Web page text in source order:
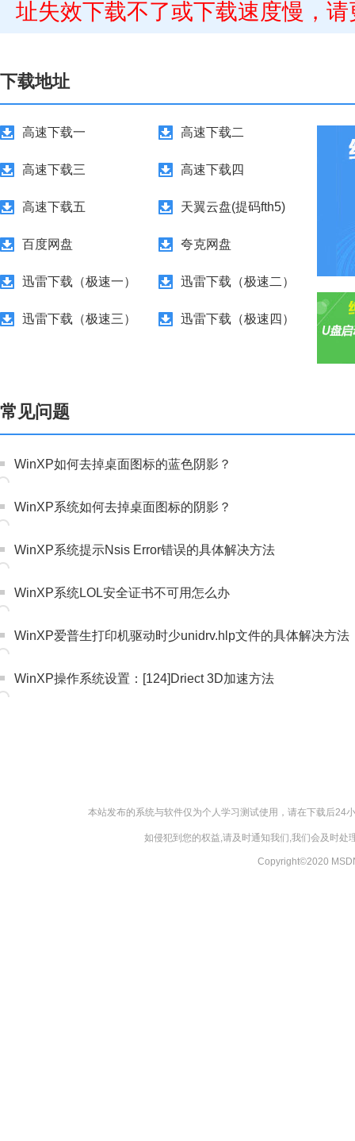
址失效下载不了或下载速度慢，
下载地址
高速下载一 高速下载二
高速下载三 高速下载四
高速下载五 天翼云盘(提码fth5)
百度网盘 夸克网盘
迅雷下载（极速一） 迅雷下载（极速二）
迅雷下载（极速三） 迅雷下载（极速四）
常见问题
WinXP如何去掉桌面图标的蓝色阴影？
WinXP系统如何去掉桌面图标的阴影？
WinXP系统提示Nsis Error错误的具体解决方法
WinXP系统LOL安全证书不可用怎么办
WinXP爱普生打印机驱动时少unidrv.hlp文件的具体解决方法
WinXP操作系统设置：[124]Driect 3D加速方法
本站发布的系统与软件仅为个人学习测试使用，请在下载后24
如侵犯到您的权益,请及时通知我们,我们会及时
Copyright©2020